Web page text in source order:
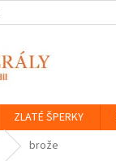
ZLATÉ ŠPERKY
brože